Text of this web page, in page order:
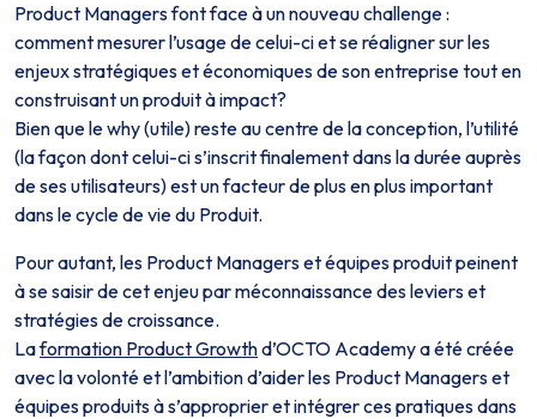
Product Managers font face à un nouveau challenge :
comment mesurer l’usage de celui-ci et se réaligner sur les
enjeux stratégiques et économiques de son entreprise tout en
construisant un produit à impact?
Bien que le why (utile) reste au centre de la conception, l’utilité
(la façon dont celui-ci s’inscrit finalement dans la durée auprès
de ses utilisateurs) est un facteur de plus en plus important
dans le cycle de vie du Produit.
Pour autant, les Product Managers et équipes produit peinent
à se saisir de cet enjeu par méconnaissance des leviers et
stratégies de croissance.
Laformation Product Growthd’OCTO Academy a été créée
avec la volonté et l’ambition d’aider les Product Managers et
équipes produits à s’approprier et intégrer ces pratiques dans